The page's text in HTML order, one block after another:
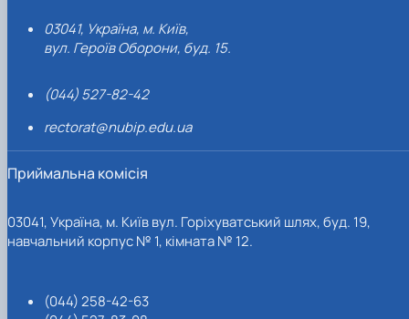
03041, Україна, м. Київ,
вул. Героїв Оборони, буд. 15.
(044) 527-82-42
rectorat@nubip.edu.ua
Приймальна комісія
03041, Україна, м. Київ вул. Горіхуватський шлях, буд. 19,
навчальний корпус № 1, кімната № 12.
(044) 258-42-63